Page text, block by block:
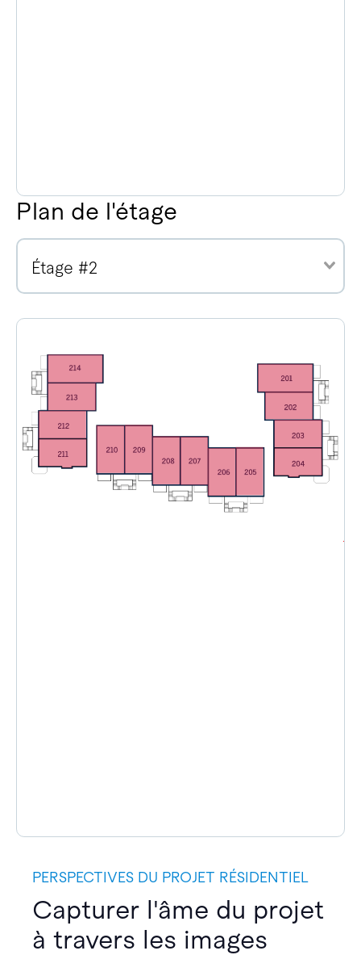
Plan de l'étage
Étage #2
PERSPECTIVES DU PROJET RÉSIDENTIEL
Capturer l'âme du projet
à travers les images